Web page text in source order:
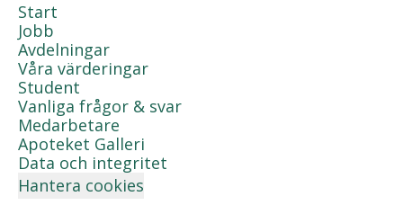
Start
Jobb
Avdelningar
Våra värderingar
Student
Vanliga frågor & svar
Medarbetare
Apoteket Galleri
Data och integritet
Hantera cookies